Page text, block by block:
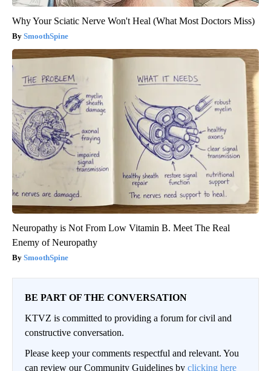
Why Your Sciatic Nerve Won't Heal (What Most Doctors Miss)
SmoothSpine
Neuropathy is Not From Low Vitamin B. Meet The Real
Enemy of Neuropathy
SmoothSpine
BE PART OF THE CONVERSATION
KTVZ is committed to providing a forum for civil and
constructive conversation.
Please keep your comments respectful and relevant. You
can review our Community Guidelines by clicking here